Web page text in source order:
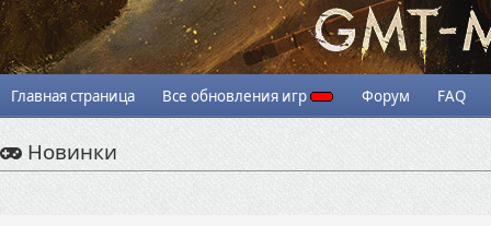
Главная страница Все обновления игр Форум FAQ
Новинки